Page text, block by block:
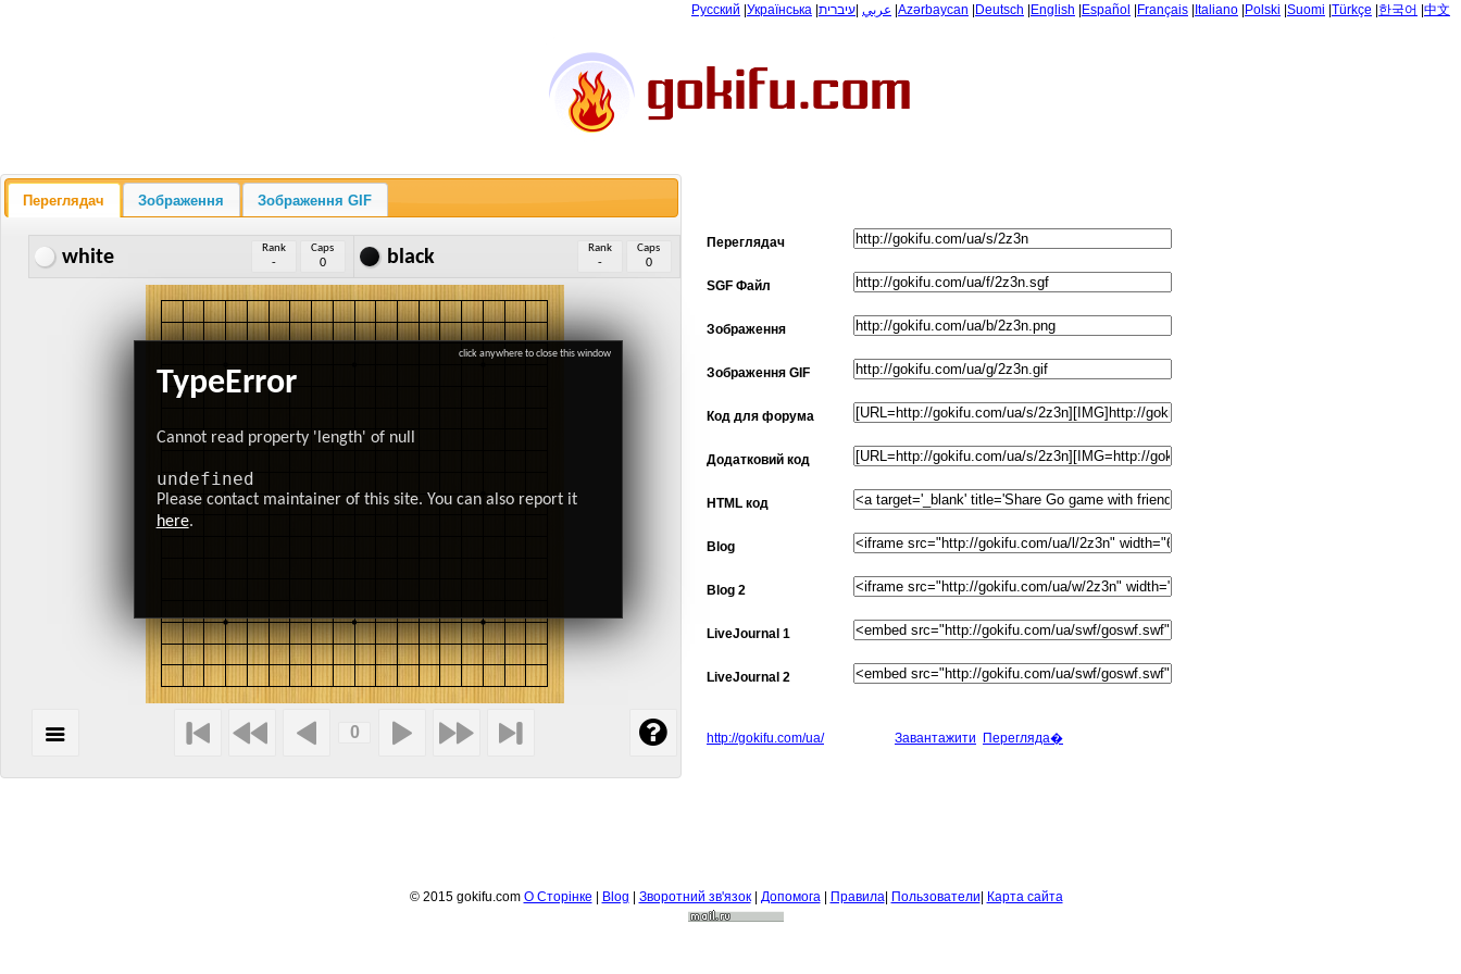
Русский Українська عربي עיברית Azərbaycan Deutsch English Español Français Italiano Polski Suomi Türkçe 한국어 中文
Переглядач
SGF Файл
Зображення
Зображення GIF
Код для форума
Додатковий код
HTML код
Blog
Blog 2
LiveJournal 1
LiveJournal 2
http://gokifu.com/ua/ Завантажити Перегляда�
Переглядач Зображення Зображення GIF
white Rank
-
Caps
0 black Rank
-
Caps
0
TypeError
Cannot read property 'length' of null
undefined
Please contact maintainer of this site. You can also report it
here.
click anywhere to close this window
© 2015 gokifu.com О Сторiнке Blog Зворотний зв'язок| Допомога| Правила| Пользователи Карта сайта